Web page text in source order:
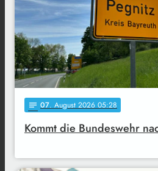
notes 07. August 2026 05:28
Kommt die Bundeswehr